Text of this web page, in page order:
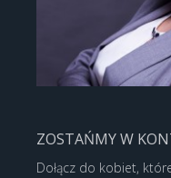
ZOSTAŃMY W
Dołącz do kobiet,